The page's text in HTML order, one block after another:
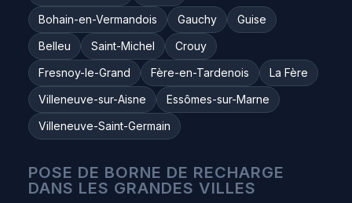
Bohain-en-Vermandois
Gauchy
Guise
Belleu
Saint-Michel
Crouy
Fresnoy-le-Grand
Fère-en-Tardenois
La Fère
Villeneuve-sur-Aisne
Essômes-sur-Marne
Villeneuve-Saint-Germain
POSE DE BORNE DE RECHARGE
DANS LES GRANDES VILLES